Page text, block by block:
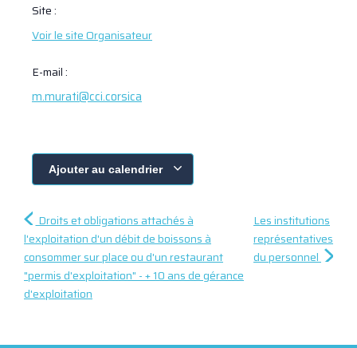
Site :
Voir le site Organisateur
E-mail :
m.murati@cci.corsica
Ajouter au calendrier
Droits et obligations attachés à
l'exploitation d'un débit de boissons à
consommer sur place ou d'un restaurant
"permis d'exploitation" - + 10 ans de gérance
d'exploitation
Les institutions
représentatives
du personnel